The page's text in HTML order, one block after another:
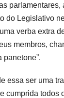
parlamentares,
do Legislativo
verba extra
membros,
panetone”.
essa ser uma
cumprida todos